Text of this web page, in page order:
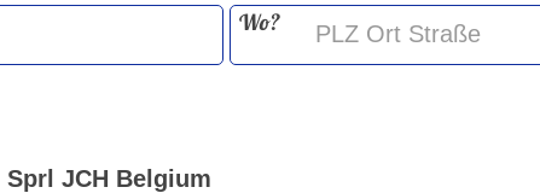
Wo?
Sprl JCH Belgium